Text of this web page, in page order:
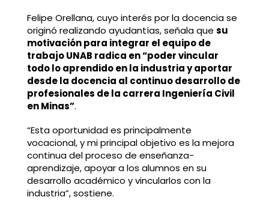
Felipe Orellana, cuyo interés por la docencia se
originó realizando ayudantías, señala que su
motivación para integrar el equipo de
trabajo UNAB radica en “poder vincular
todo lo aprendido en la industria y aportar
desde la docencia al continuo desarrollo de
profesionales de la carrera Ingeniería Civil
en Minas”.
“Esta oportunidad es principalmente
vocacional, y mi principal objetivo es la mejora
continua del proceso de enseñanza-
aprendizaje, apoyar a los alumnos en su
desarrollo académico y vincularlos con la
industria”, sostiene.